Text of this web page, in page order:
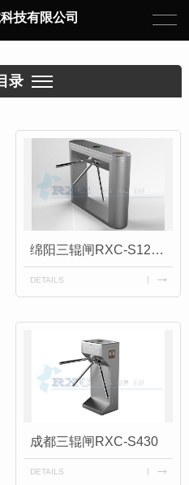
技有限公司
录
绵阳三辊闸RXC-S120P
DETAILS
成都三辊闸RXC-S430
DETAILS